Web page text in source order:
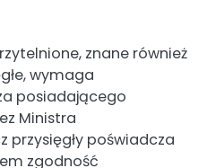
znane również
wymaga
posiadającego
Ministra
przysięgły poświadcza
zgodność